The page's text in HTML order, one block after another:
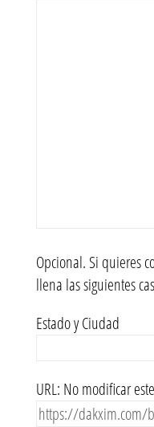
Opcional. Si quieres
llena las siguientes
Estado y Ciudad
URL: No modificar